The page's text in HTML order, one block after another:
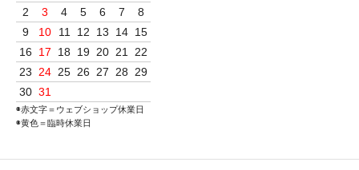
2
3 4 5 6 7
8
9
10 11 12 13 14 15
16
17 18 19 20 21
22
23
24 25 26 27 28
29
30 31
◉赤文字＝ウェブショップ休業日
◉黄色＝臨時休業日